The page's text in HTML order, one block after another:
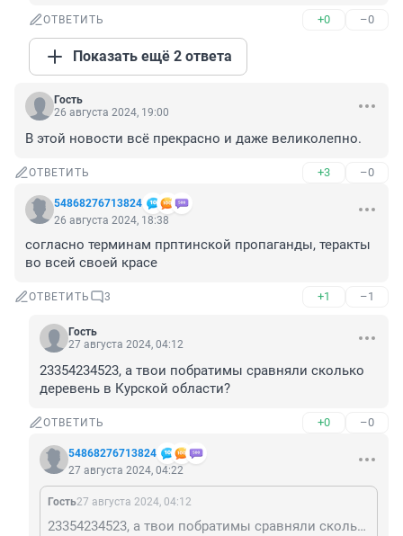
ОТВЕТИТЬ +0 –0
Показать ещё 2 ответа
Гость
26 августа 2024, 19:00
В этой новости всё прекрасно и даже великолепно.
ОТВЕТИТЬ +3 –0
54868276713824
26 августа 2024, 18:38
согласно терминам прптинской пропаганды, теракты
во всей своей красе
ОТВЕТИТЬ 3 +1 –1
Гость
27 августа 2024, 04:12
23354234523, а твои побратимы сравняли сколько
деревень в Курской области?
ОТВЕТИТЬ +0 –0
54868276713824
27 августа 2024, 04:22
Гость27 августа 2024, 04:12
23354234523, а твои побратимы сравняли сколько деревень в Курской области?